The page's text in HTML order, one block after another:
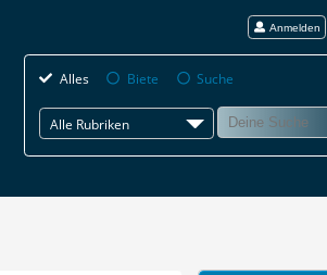
Anmelden
Alles Biete Suche
Alle Rubriken